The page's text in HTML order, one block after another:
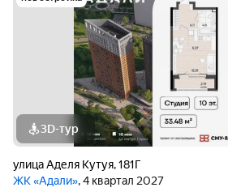
3D-тур
улица Аделя Кутуя,181Г
ЖК «Адали», 4 квартал 2027